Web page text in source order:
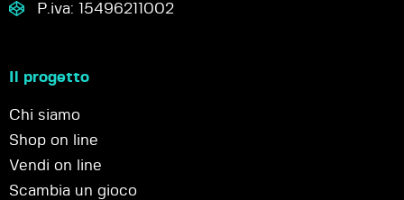
P.iva: 15496211002
Il progetto
Chi siamo
Shop on line
Vendi on line
Scambia un gioco